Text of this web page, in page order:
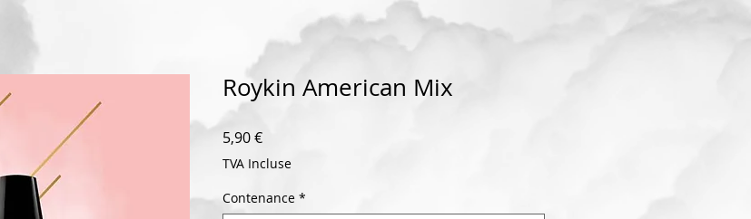
Roykin American Mix
5,90 €Prix
TVA Incluse
Contenance *